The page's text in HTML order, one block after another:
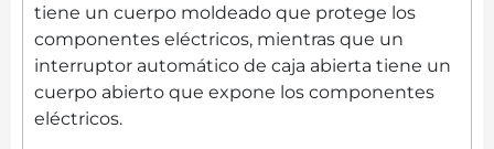
tiene un cuerpo moldeado que protege los
componentes eléctricos, mientras que un
interruptor automático de caja abierta tiene un
cuerpo abierto que expone los componentes
eléctricos.